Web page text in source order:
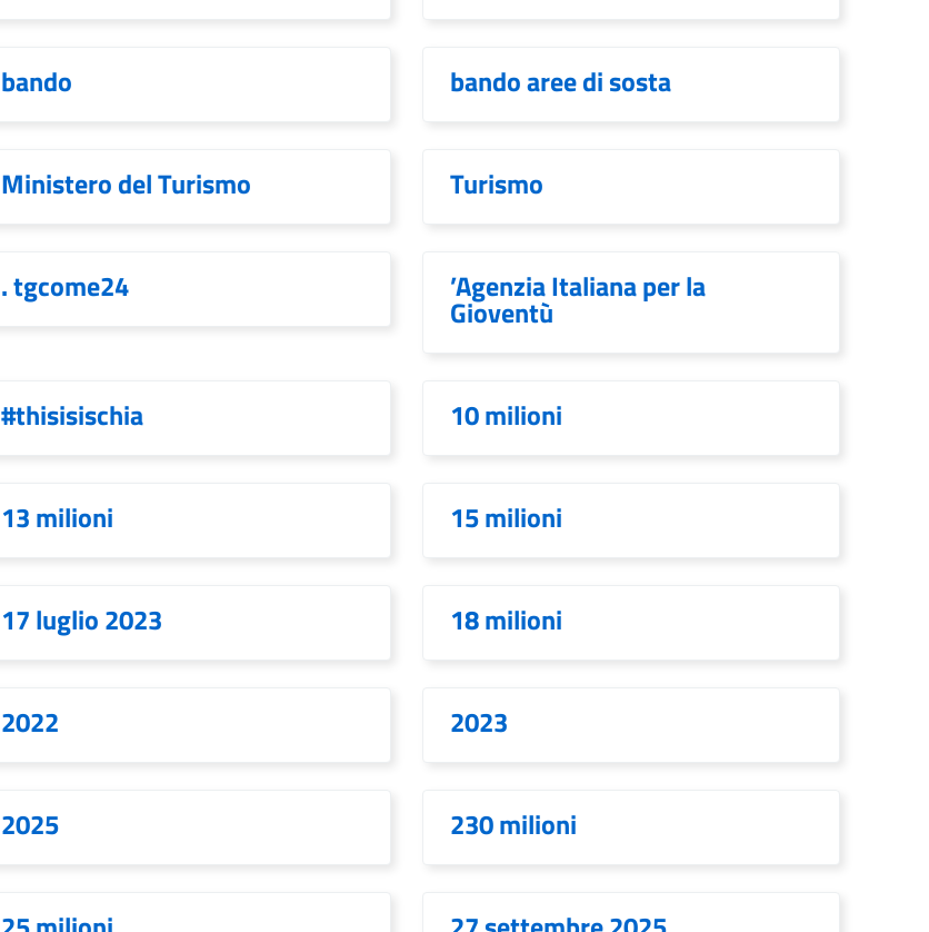
bando bando aree di sosta
Ministero del Turismo Turismo
. tgcome24 ’Agenzia Italiana per la
Gioventù
#thisisischia 10 milioni
13 milioni 15 milioni
17 luglio 2023 18 milioni
2022 2023
2025 230 milioni